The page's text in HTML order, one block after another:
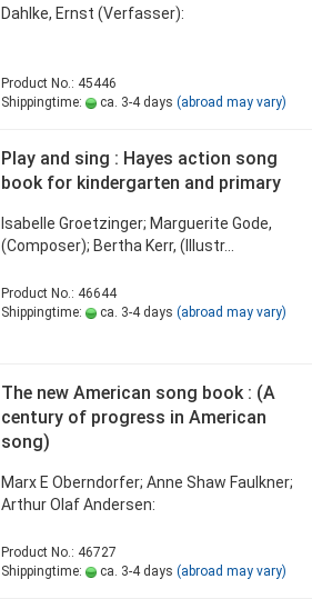
Dahlke, Ernst (Verfasser):
Product No.: 45446
Shippingtime:
ca. 3-4 days (abroad may vary)
Play and sing : Hayes action song
book for kindergarten and primary
Isabelle Groetzinger; Marguerite Gode,
(Composer); Bertha Kerr, (Illustr...
Product No.: 46644
Shippingtime:
ca. 3-4 days (abroad may vary)
The new American song book : (A
century of progress in American
song)
Marx E Oberndorfer; Anne Shaw Faulkner;
Arthur Olaf Andersen:
Product No.: 46727
Shippingtime:
ca. 3-4 days (abroad may vary)